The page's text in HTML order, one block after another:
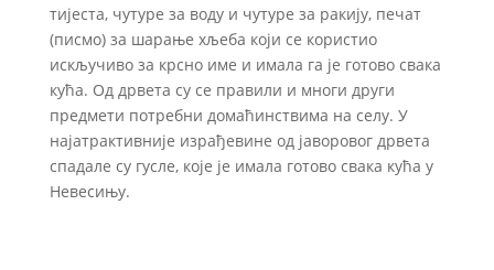
тијеста, чутуре за воду и чутуре за ракију, печат
(писмо) за шарање хљеба који се користио
искључиво за крсно име и имала га је готово свака
кућа. Од дрвета су се правили и многи други
предмети потребни домаћинствима на селу. У
најатрактивније израђевине од јаворовог дрвета
спадале су гусле, које је имала готово свака кућа у
Невесињу.